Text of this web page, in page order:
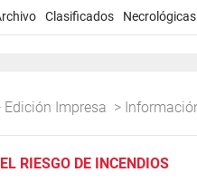
Clasificados Necrológicas
Edición Impresa >
RIESGO DE INCENDIOS